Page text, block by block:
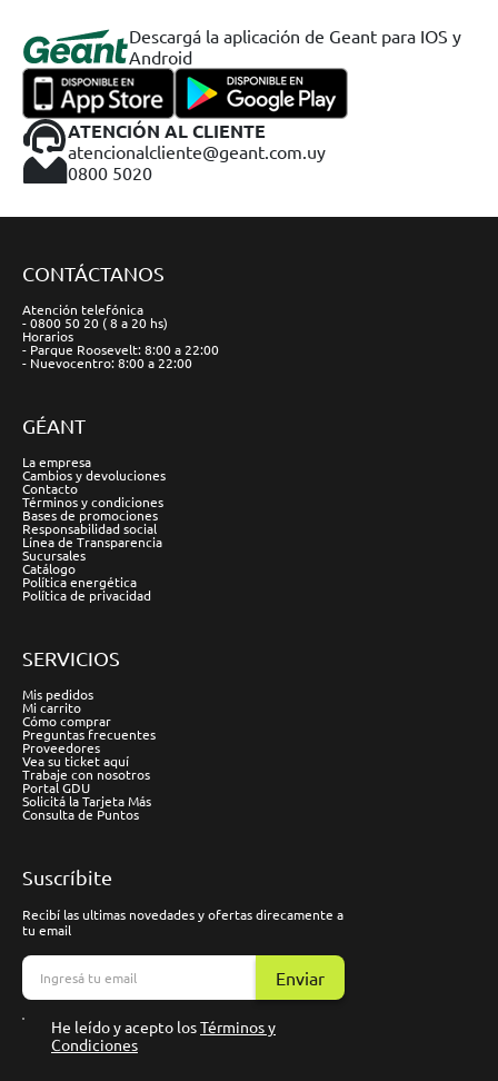
Descargá la aplicación de Geant para IOS y
Android
ATENCIÓN AL CLIENTE
atencionalcliente@geant.com.uy
0800 5020
CONTÁCTANOS
Atención telefónica
- 0800 50 20 ( 8 a 20 hs)
Horarios
- Parque Roosevelt: 8:00 a 22:00
- Nuevocentro: 8:00 a 22:00
GÉANT
La empresa
Cambios y devoluciones
Contacto
Términos y condiciones
Bases de promociones
Responsabilidad social
Línea de Transparencia
Sucursales
Catálogo
Política energética
Política de privacidad
SERVICIOS
Mis pedidos
Mi carrito
Cómo comprar
Preguntas frecuentes
Proveedores
Vea su ticket aquí
Trabaje con nosotros
Portal GDU
Solicitá la Tarjeta Más
Consulta de Puntos
Suscríbite
Recibí las ultimas novedades y ofertas direcamente a
tu email
Enviar
He leído y acepto losTérminos y
Condiciones